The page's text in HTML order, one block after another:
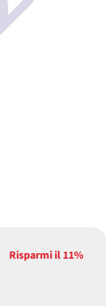
Risparmi il11%